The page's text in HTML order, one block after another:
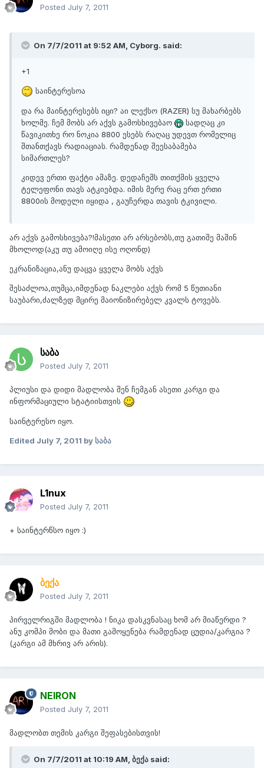
Posted July 7, 2011
On 7/7/2011 at 9:52 AM, Cyborg. said:
+1
საინტერესოა
და რა მაინტერესებს იცი? აი ლექსო (RAZER) სუ მახარბებს
ხოლმე. ჩემ მობს არ აქვს გამოსხივებაო
სადღაც კი
წავიკითხე რო ნოკია 8800 ესებს რაღაც უდევთ რომელიც
შთანთქავს რადიაციას. რამდენად შეესაბამება
სიმართლეს?
კიდევ ერთი ფაქტი ამაზე. დედაჩემს თითქმის ყველა
ტელეფონი თავს ატკიებდა. იმის მერე რაც ერთ ერთი
8800ის მოდელი იყიდა , გაუჩერდა თავის ტკივილი.
არ აქვს გამოსხივება?!მასეთი არ არსებობს,თუ გათიშე მაშინ
მხოლოდ(აკუ თუ ამოიღე ისე ოღონდ)
ეკრანიზაცია,ანუ დაცვა ყველა მობს აქვს
შესაძლოა,თუმცა,იმდენად ნაკლები აქვს რომ 5 წუთიანი
საუბარი,ძალზედ მცირე მაიონიზირებელ კვალს ტოვებს.
საბა
Posted July 7, 2011
პლიუსი და დიდი მადლობა შენ ჩემგან ასეთი კარგი და
ინფორმაციული სტატიისთვის
საინტერესო იყო.
Edited July 7, 2011 by საბა
L1nux
Posted July 7, 2011
+ საინტერწსო იყო :)
ბექა
Posted July 7, 2011
პირველრიგში მადლობა ! ნიკა დასკვნასაც ხომ არ მიაწერდი ?
ანუ კომპი მობი და მათი გამოყენება რამდენად ცუდია/კარგია ?
(კარგი ამ მხრივ არ არის).
NEIRON
Posted July 7, 2011
მადლობთ თემის კარგი შეფასებისთვის!
On 7/7/2011 at 10:19 AM, ბექა said: